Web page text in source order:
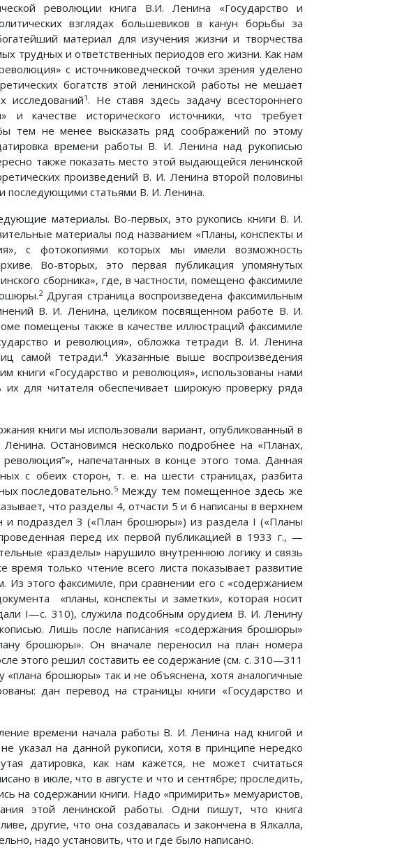
революции книга В.И. Ленина «Государство и
взглядах большевиков в канун борьбы за
материал для изучения жизни и творчества
трудных и ответственных периодов его жизни. Как нам
с источниковедческой точки зрения уделено
богатств этой ленинской работы не мешает
исследований1. Не ставя здесь задачу всестороннего
и качестве исторического источники, что требует
тем не менее высказать ряд соображений по этому
времени работы В. И. Ленина над рукописью
также показать место этой выдающейся ленинской
произведений В. И. Ленина второй половины
последующими статьями В. И. Ленина.
материалы. Во-первых, это рукопись книги В. И.
материалы под названием «Планы, конспекты и
с фотокопиями которых мы имели возможность
Во-вторых, это первая публикация упомянутых
сборника», где, в частности, помещено факсимиле
2Другая страница воспроизведена факсимильным
В. И. Ленина, целиком посвященном работе В. И.
помещены также в качестве иллюстраций факсимиле
и революция», обложка тетради В. И. Ленина
самой тетради.4Указанные выше воспроизведения
книги «Государство и революция», использованы нами
их для читателя обеспечивает широкую проверку ряда
книги мы использовали вариант, опубликованный в
Остановимся несколько подробнее на «Планах,
революция”», напечатанных в конце этого тома. Данная
с обеих сторон, т. е. на шести страницах, разбита
последовательно.5Между тем помещенное здесь же
что разделы 4, отчасти 5 и 6 написаны в верхнем
и подраздел 3 («План брошюры») из раздела I («Планы
перед их первой публикацией в 1933 г., —
«разделы» нарушило внутреннюю логику и связь
только чтение всего листа показывает развитие
Из этого факсимиле, при сравнении его с «содержанием
«планы, конспекты и заметки», которая носит
I—с. 310), служила подсобным орудием В. И. Ленину
Лишь после написания «содержания брошюры»
брошюры». Он вначале переносил на план номера
этого решил составить ее содержание (см. с. 310—311
«плана брошюры» так и не объяснена, хотя аналогичные
дан перевод на страницы книги «Государство и
времени начала работы В. И. Ленина над книгой и
указал на данной рукописи, хотя в принципе нередко
датировка, как нам кажется, не может считаться
в июле, что в августе и что и сентябре; проследить,
на содержании книги. Надо «примирить» мемуаристов,
этой ленинской работы. Одни пишут, что книга
другие, что она создавалась и закончена в Ялкалла,
надо установить, что и где было написано.